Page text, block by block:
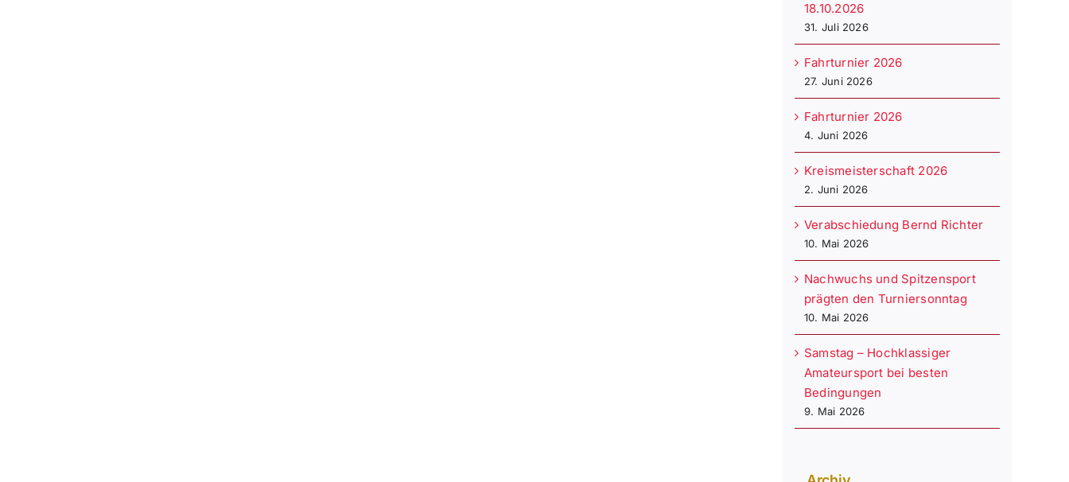
18.10.2026
31. Juli 2026
Fahrturnier 2026
27. Juni 2026
Fahrturnier 2026
4. Juni 2026
Kreismeisterschaft 2026
2. Juni 2026
Verabschiedung Bernd Richter
10. Mai 2026
Nachwuchs und Spitzensport
prägten den Turniersonntag
10. Mai 2026
Samstag – Hochklassiger
Amateursport bei besten
Bedingungen
9. Mai 2026